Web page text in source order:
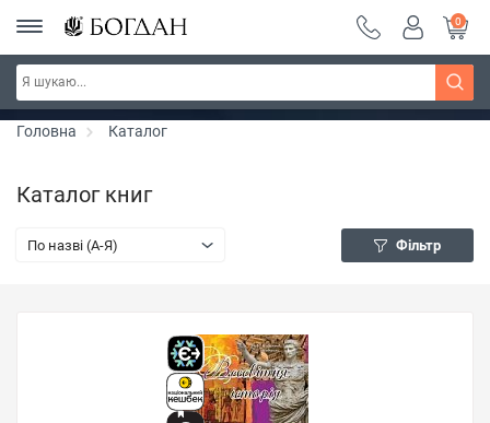
РОЗПРОДАЖ ~ 150 грн ~ 200 грн ~ 250 грн ~
300 грн ~ РОЗПРОДАЖ
Дізнатись більше
0
Головна Каталог
Каталог книг
По назві (A-Я) Фільтр